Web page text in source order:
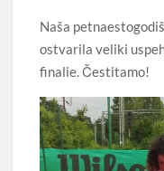
Naša
ostvarila veliki
finalie. Čestitamo!